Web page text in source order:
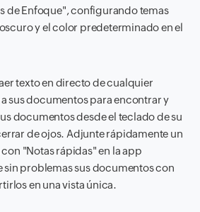
de Enfoque", configurando temas
y el color predeterminado en el
texto en directo de cualquier
sus documentos para encontrar y
documentos desde el teclado de su
de ojos. Adjunte rápidamente un
"Notas rápidas" en la app
sin problemas sus documentos con
en una vista única.